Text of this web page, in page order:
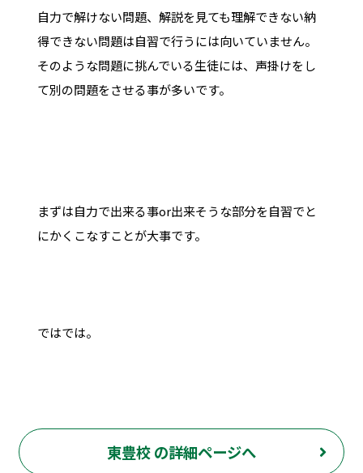
自力で解けない問題、解説を見ても理解できない納
得できない問題は自習で行うには向いていません。
そのような問題に挑んでいる生徒には、声掛けをし
て別の問題をさせる事が多いです。
まずは自力で出来る事or出来そうな部分を自習でと
にかくこなすことが大事です。
ではでは。
東豊校 の詳細ページへ